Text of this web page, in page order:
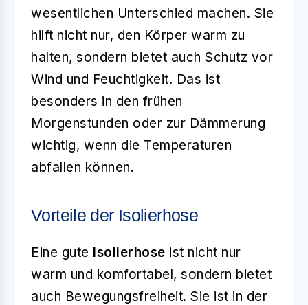
wesentlichen Unterschied machen. Sie
hilft nicht nur, den Körper warm zu
halten, sondern bietet auch Schutz vor
Wind und Feuchtigkeit. Das ist
besonders in den frühen
Morgenstunden oder zur Dämmerung
wichtig, wenn die Temperaturen
abfallen können.
Vorteile der Isolierhose
Eine gute Isolierhose ist nicht nur
warm und komfortabel, sondern bietet
auch Bewegungsfreiheit. Sie ist in der